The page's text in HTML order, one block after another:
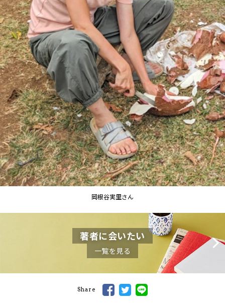
岡根谷実里さん
著者に会いたい
一覧を見る
Share